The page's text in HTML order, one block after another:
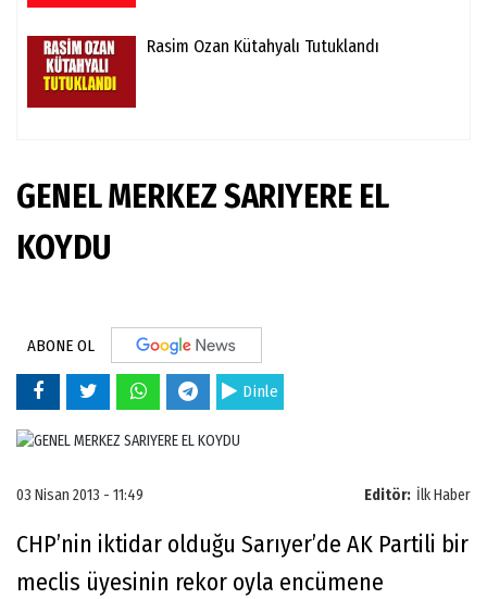
Rasim Ozan Kütahyalı Tutuklandı
GENEL MERKEZ SARIYERE EL
KOYDU
ABONE OL
Dinle
Editör: İlk Haber
03 Nisan 2013 - 11:49
CHP’nin iktidar olduğu Sarıyer’de AK Partili bir
meclis üyesinin rekor oyla encümene